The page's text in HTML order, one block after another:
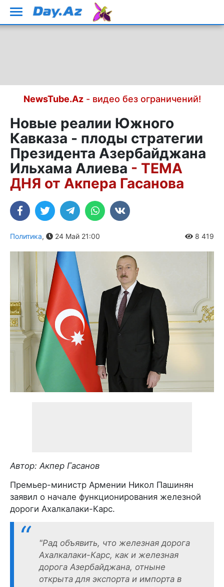
NewsTube.Az- видео без ограничений!
Новые реалии Южного
Кавказа - плоды стратегии
Президента Азербайджана
Ильхама Алиева - ТЕМА
ДНЯ от Акпера Гасанова
Политика, 24 Май 21:00 8 419
Автор: Акпер Гасанов
Премьер-министр Армении Никол Пашинян
заявил о начале функционирования железной
дороги Ахалкалаки-Карс.
"Рад объявить, что железная дорога
Ахалкалаки-Карс, как и железная
дорога Азербайджана, отныне
открыта для экспорта и импорта в